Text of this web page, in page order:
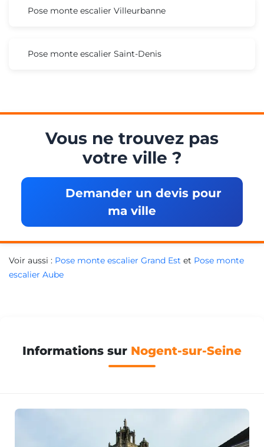
Pose monte escalier Villeurbanne
Pose monte escalier Saint-Denis
Vous ne trouvez pas
votre ville ?
Demander un devis pour
ma ville
Voir aussi : Pose monte escalier Grand Est et Pose monte
escalier Aube
Informations sur Nogent-sur-Seine